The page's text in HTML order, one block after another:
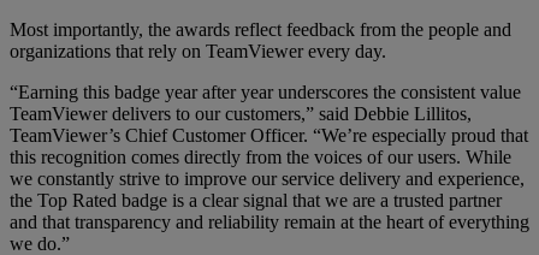
Most importantly, the awards reflect feedback from the people and
organizations that rely on TeamViewer every day.
“Earning this badge year after year underscores the consistent value
TeamViewer delivers to our customers,” said Debbie Lillitos,
TeamViewer’s Chief Customer Officer. “We’re especially proud that
this recognition comes directly from the voices of our users. While
we constantly strive to improve our service delivery and experience,
the Top Rated badge is a clear signal that we are a trusted partner
and that transparency and reliability remain at the heart of everything
we do.”